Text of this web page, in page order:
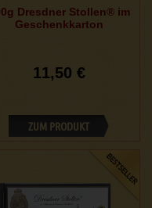
Dresdner Stollen® im
Geschenkkarton
11,50 €
ZUM PRODUKT